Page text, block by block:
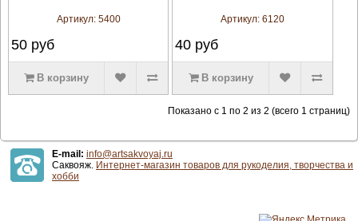
Артикул: 5400
50руб
В корзину
Артикул:6120
40 руб
В корзину
Показано с 1 по 2 из 2 (всего 1 страниц)
E-mail: info@artsakvoyaj.ru
Саквояж. Интернет-магазин товаров для рукоделия, творчества и
хобби